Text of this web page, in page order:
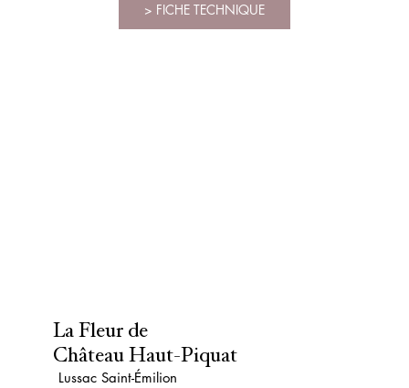
> FICHE TECHNIQUE
La Fleur de
Château Haut-Piquat
Lussac Saint-Émilion